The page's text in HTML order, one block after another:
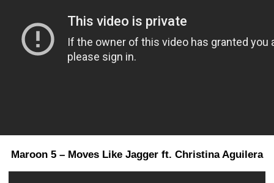
Maroon 5 – Moves Like Jagger ft. Christina Aguilera